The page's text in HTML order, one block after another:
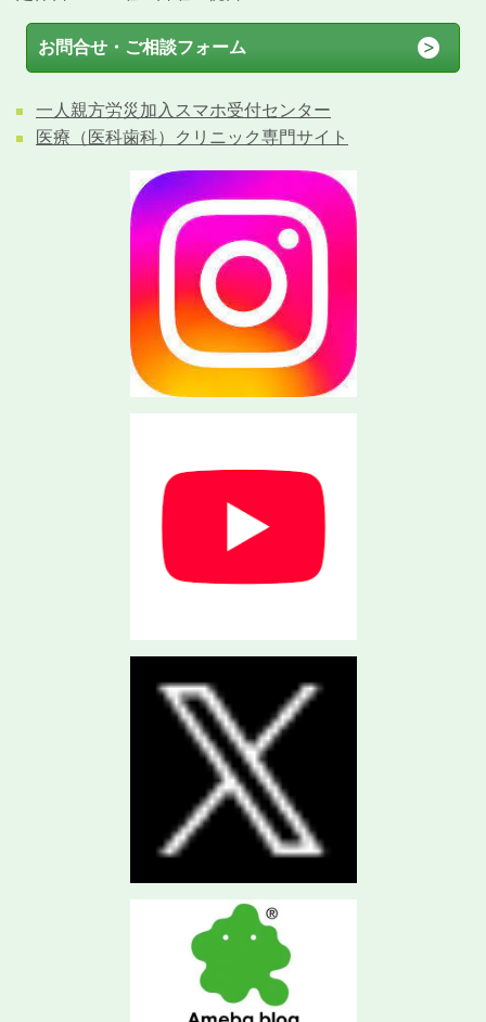
お問合せ・ご相談フォーム
一人親方労災加入スマホ受付センター
医療（医科歯科）クリニック専門サイト